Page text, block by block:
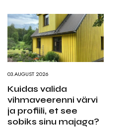
03.AUGUST 2026
Kuidas valida
vihmaveerenni värvi
ja profiili, et see
sobiks sinu majaga?